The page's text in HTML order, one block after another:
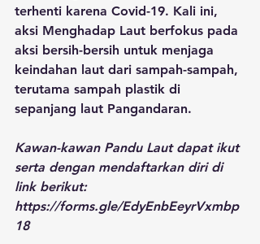
terhenti karena Covid-19. Kali ini,
aksi Menghadap Laut berfokus pada
aksi bersih-bersih untuk menjaga
keindahan laut dari sampah-sampah,
terutama sampah plastik di
sepanjang laut Pangandaran.
Kawan-kawan Pandu Laut dapat ikut
serta dengan mendaftarkan diri di
link berikut:
https://forms.gle/EdyEnbEeyrVxmbp
18